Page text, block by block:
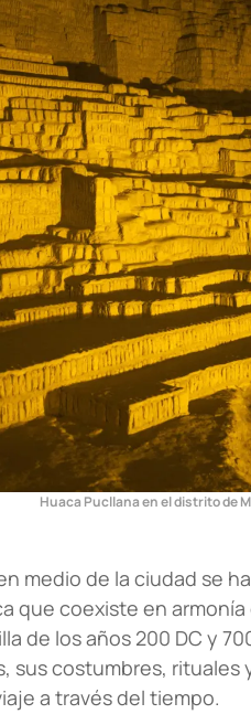
Huaca Pucllana en el distrito de
medio de la ciudad se
que coexiste en
de los años 200 DC y
sus costumbres, rituales
a través del tiempo.